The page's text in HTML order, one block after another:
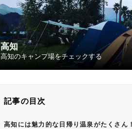
高知
高知のキャンプ場をチェックする
記事の目次
高知には魅力的な日帰り温泉がたくさん